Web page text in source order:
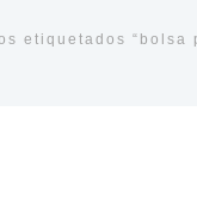
etiquetados “bolsa